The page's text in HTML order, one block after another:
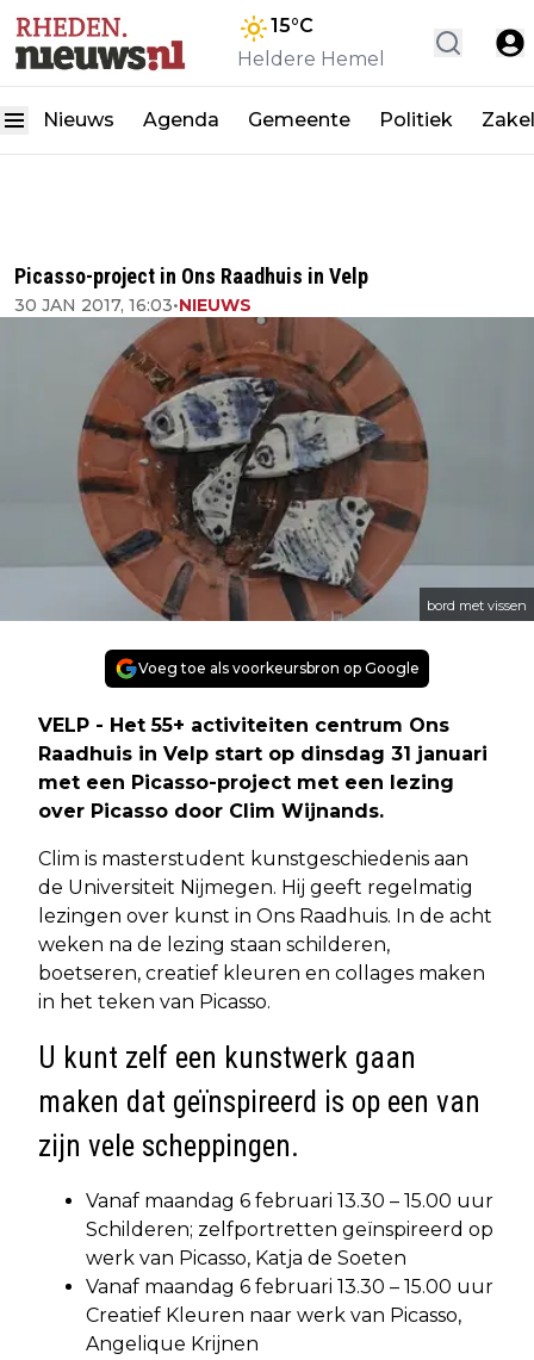
15°C
Heldere Hemel
Nieuws Agenda Gemeente Politiek
Picasso-project in Ons Raadhuis in Velp
30 JAN 2017, 16:03•NIEUWS
bord met vissen
Voeg toe als voorkeursbron op Google
VELP - Het 55+ activiteiten centrum Ons
Raadhuis in Velp start op dinsdag 31 januari
met een Picasso-project met een lezing
over Picasso door Clim Wijnands.
Clim is masterstudent kunstgeschiedenis aan
de Universiteit Nijmegen. Hij geeft regelmatig
lezingen over kunst in Ons Raadhuis. In de acht
weken na de lezing staan schilderen,
boetseren, creatief kleuren en collages maken
in het teken van Picasso.
U kunt zelf een kunstwerk gaan
maken dat geïnspireerd is op een van
zijn vele scheppingen.
Vanaf maandag 6 februari 13.30 – 15.00 uur
Schilderen; zelfportretten geïnspireerd op
werk van Picasso, Katja de Soeten
Vanaf maandag 6 februari 13.30 – 15.00 uur
Creatief Kleuren naar werk van Picasso,
Angelique Krijnen